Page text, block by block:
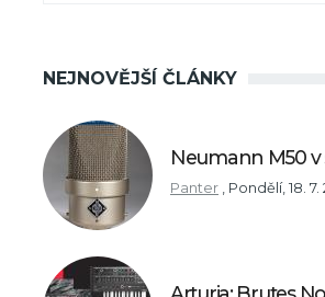
NEJNOVĚJŠÍ ČLÁNKY
Neumann M50 v
Panter Pondělí, 18. 7.